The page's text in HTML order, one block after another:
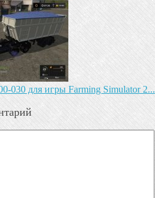
030 для игры Farming Simulator 2...